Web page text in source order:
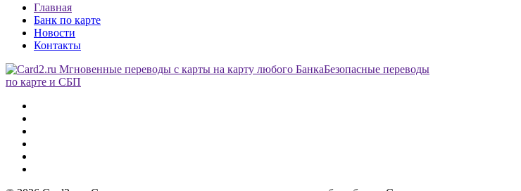
Главная
Банк по карте
Новости
Контакты
Безопасные переводы
по карте и СБП